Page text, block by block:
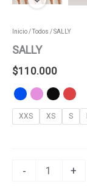
Inicio/Todos / SALLY
SALLY
$110.000
XXS XS S
- +